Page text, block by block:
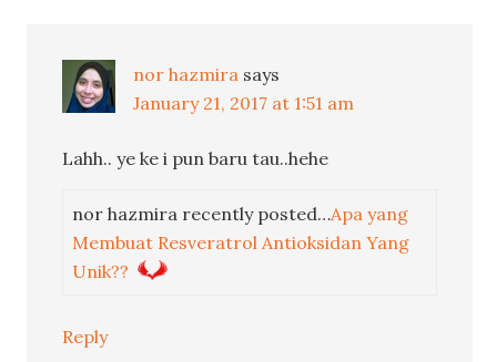
nor hazmira says
January 21, 2017 at 1:51 am
Lahh.. ye ke i pun baru tau..hehe
nor hazmira recently posted…Apa yang
Membuat Resveratrol Antioksidan Yang
Unik??
Reply